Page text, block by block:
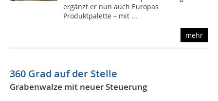
ergänzt er nun auch Europas
Produktpalette – mit ...
mehr
360 Grad auf der Stelle
Grabenwalze mit neuer Steuerung